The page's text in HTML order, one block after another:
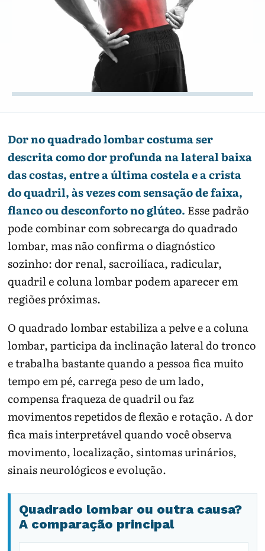
Dor no quadrado lombar costuma ser
descrita como dor profunda na lateral baixa
das costas, entre a última costela e a crista
do quadril, às vezes com sensação de faixa,
flanco ou desconforto no glúteo. Esse padrão
pode combinar com sobrecarga do quadrado
lombar, mas não confirma o diagnóstico
sozinho: dor renal, sacroilíaca, radicular,
quadril e coluna lombar podem aparecer em
regiões próximas.
O quadrado lombar estabiliza a pelve e a coluna
lombar, participa da inclinação lateral do tronco
e trabalha bastante quando a pessoa fica muito
tempo em pé, carrega peso de um lado,
compensa fraqueza de quadril ou faz
movimentos repetidos de flexão e rotação. A dor
fica mais interpretável quando você observa
movimento, localização, sintomas urinários,
sinais neurológicos e evolução.
Quadrado lombar ou outra causa?
A comparação principal